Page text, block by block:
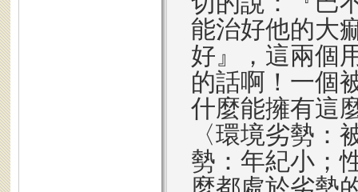
能治好他的大
好』，這兩個
的話啊！一個
什麼能擁有這
〈環境劣勢：
勢：年紀小；